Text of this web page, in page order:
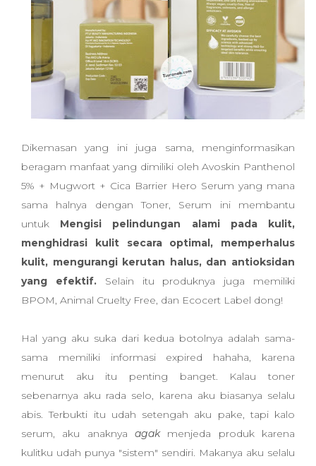
Dikemasan yang ini juga sama, menginformasikan
beragam manfaat yang dimiliki oleh Avoskin Panthenol
5% + Mugwort + Cica Barrier Hero Serum yang mana
sama halnya dengan Toner, Serum ini membantu
untuk Mengisi pelindungan alami pada kulit,
menghidrasi kulit secara optimal, memperhalus
kulit, mengurangi kerutan halus, dan antioksidan
yang efektif. Selain itu produknya juga memiliki
BPOM, Animal Cruelty Free, dan Ecocert Label dong!
Hal yang aku suka dari kedua botolnya adalah sama-
sama memiliki informasi expired hahaha, karena
menurut aku itu penting banget. Kalau toner
sebenarnya aku rada selo, karena aku biasanya selalu
abis. Terbukti itu udah setengah aku pake, tapi kalo
serum, aku anaknya agak menjeda produk karena
kulitku udah punya "sistem" sendiri. Makanya aku selalu